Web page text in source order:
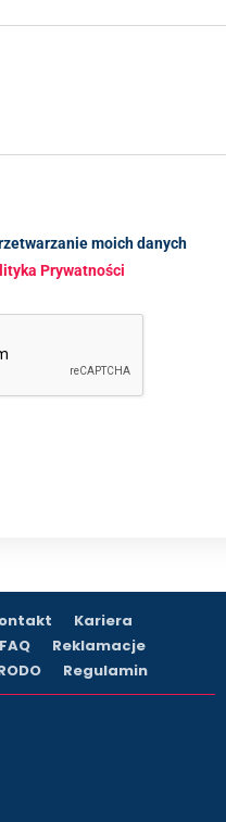
moich danych
Prywatności
Kariera
FAQ
Reklamacje
Regulamin